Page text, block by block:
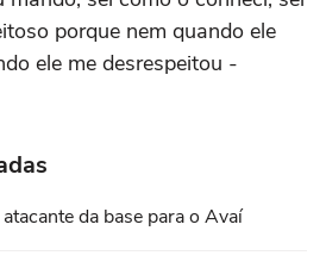
porque nem quando ele
ele me desrespeitou -
da base para o Avaí